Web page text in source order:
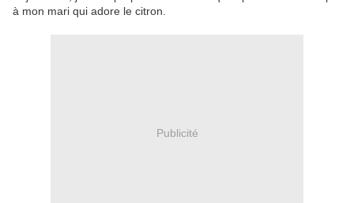
à mon mari qui adore le citron.
Publicité